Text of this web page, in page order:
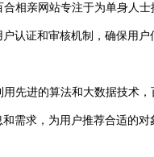
合相亲网站专注于为单身人士
认证和审核机制，确保用户
先进的算法和大数据技术，
需求，为用户推荐合适的对